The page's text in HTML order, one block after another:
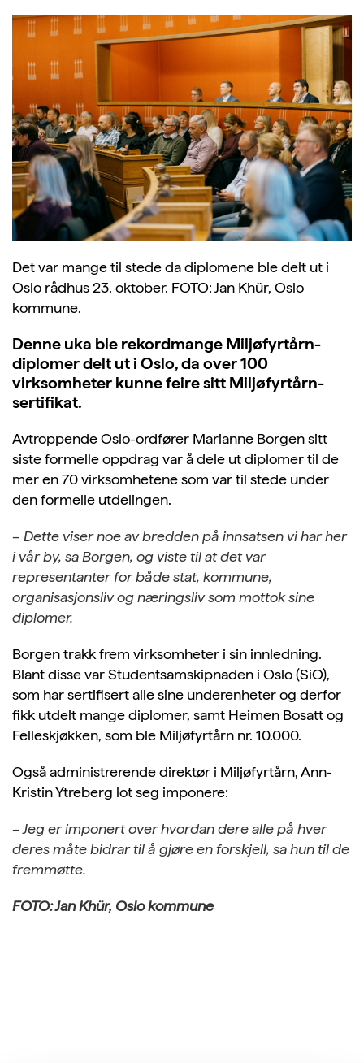
Det var mange til stede da diplomene ble delt ut i
Oslo rådhus 23. oktober. FOTO: Jan Khür, Oslo
kommune.
Denne uka ble rekordmange Miljøfyrtårn-
diplomer delt ut i Oslo, da over 100
virksomheter kunne feire sitt Miljøfyrtårn-
sertifikat.
Avtroppende Oslo-ordfører Marianne Borgen sitt
siste formelle oppdrag var å dele ut diplomer til de
mer en 70 virksomhetene som var til stede under
den formelle utdelingen.
– Dette viser noe av bredden på innsatsen vi har her
i vår by, sa Borgen, og viste til at det var
representanter for både stat, kommune,
organisasjonsliv og næringsliv som mottok sine
diplomer.
Borgen trakk frem virksomheter i sin innledning.
Blant disse var Studentsamskipnaden i Oslo (SiO),
som har sertifisert alle sine underenheter og derfor
fikk utdelt mange diplomer, samt Heimen Bosatt og
Felleskjøkken, som ble Miljøfyrtårn nr. 10.000.
Også administrerende direktør i Miljøfyrtårn, Ann-
Kristin Ytreberg lot seg imponere:
– Jeg er imponert over hvordan dere alle på hver
deres måte bidrar til å gjøre en forskjell, sa hun til de
fremmøtte.
FOTO: Jan Khür, Oslo kommune